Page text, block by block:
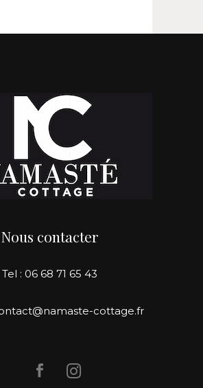
Nous contacter
Tel : 06 68 71 65 43
cottage.fr